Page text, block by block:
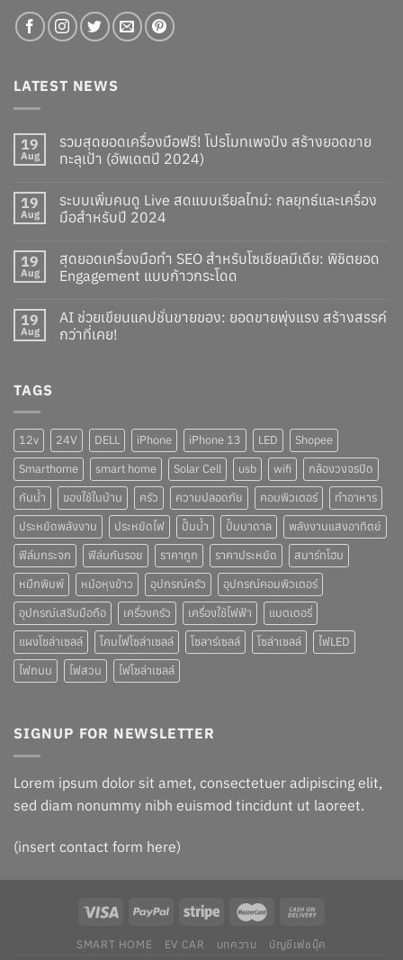
LATEST NEWS
19
Aug
รวมสุดยอดเครื่องมือฟรี! โปรโมทเพจปัง สร้างยอดขาย
ทะลุเป้า (อัพเดตปี 2024)
19
Aug
ระบบเพิ่มคนดู Live สดแบบเรียลไทม์: กลยุทธ์และเครื่อง
มือสำหรับปี 2024
19
Aug
สุดยอดเครื่องมือทำ SEO สำหรับโซเชียลมีเดีย: พิชิตยอด
Engagement แบบก้าวกระโดด
19
Aug
AI ช่วยเขียนแคปชั่นขายของ: ยอดขายพุ่งแรง สร้างสรรค์
กว่าที่เคย!
TAGS
12v 24V DELL iPhone iPhone 13 LED
Shopee
Smarthome
smart home Solar Cell usb wifi
กล้องวงจรปิด
กันน้ำ
ของใช้ในบ้าน ครัว ความปลอดภัย คอมพิวเตอร์
ทำอาหาร
ประหยัดพลังงาน
ประหยัดไฟ ปั๊มน้ำ ปั๊มบาดาล
พลังงานแสงอาทิตย์
ฟิล์มกระจก
ฟิล์มกันรอย ราคาถูก ราคาประหยัด
สมาร์ทโฮม
หมึกพิมพ์
หม้อหุงข้าว อุปกรณ์ครัว
อุปกรณ์คอมพิวเตอร์
อุปกรณ์เสริมมือถือ
เครื่องครัว เครื่องใช้ไฟฟ้า
แบตเตอรี่
แผงโซล่าเซลล์
โคมไฟโซล่าเซลล์ โซลาร์เซลล์ โซล่าเซลล์
ไฟLED
ไฟถนน
ไฟสวน ไฟโซล่าเซลล์
SIGNUP FOR NEWSLETTER
Lorem ipsum dolor sit amet, consectetuer adipiscing elit,
sed diam nonummy nibh euismod tincidunt ut laoreet.
(insert contact form here)
SMART HOME EV CAR บทความ บัญชีเฟชบุ๊ค